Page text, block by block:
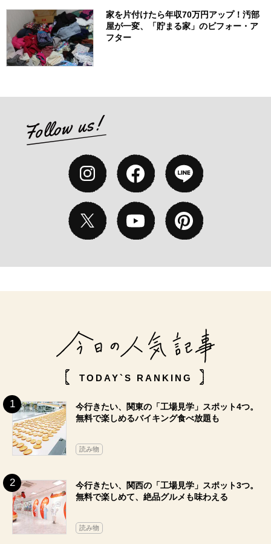
家を片付けたら年収70万円アップ！汚部
屋が一変、「貯まる家」のビフォー・ア
フター
TODAY`S RANKING
今行きたい、関東の「工場見学」スポット4つ。
無料で楽しめるバイキング食べ放題も
読み物
今行きたい、関西の「工場見学」スポット3つ。
無料で楽しめて、絶品グルメも味わえる
読み物